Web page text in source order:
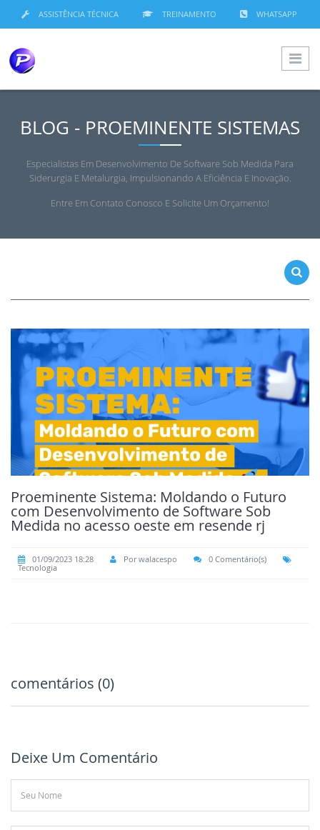
ASSISTÊNCIA TÉCNICA TREINAMENTO WHATSAPP
BLOG - PROEMINENTE SISTEMAS
Especialistas Em Desenvolvimento De Software Sob Medida Para
Siderurgia E Metalurgia, Impulsionando A Eficiência E Inovação.
Entre Em Contato Conosco E Solicite Um Orçamento!
Proeminente Sistema: Moldando o Futuro
com Desenvolvimento de Software Sob
Medida no acesso oeste em resende rj
01/09/2023 18:28 Por walacespo
0 Comentário(s)
Tecnologia
comentários (0)
Deixe Um Comentário